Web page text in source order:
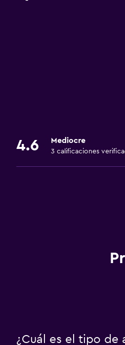
4.6 Mediocre
3 calificaciones
¿Cuál es el tipo